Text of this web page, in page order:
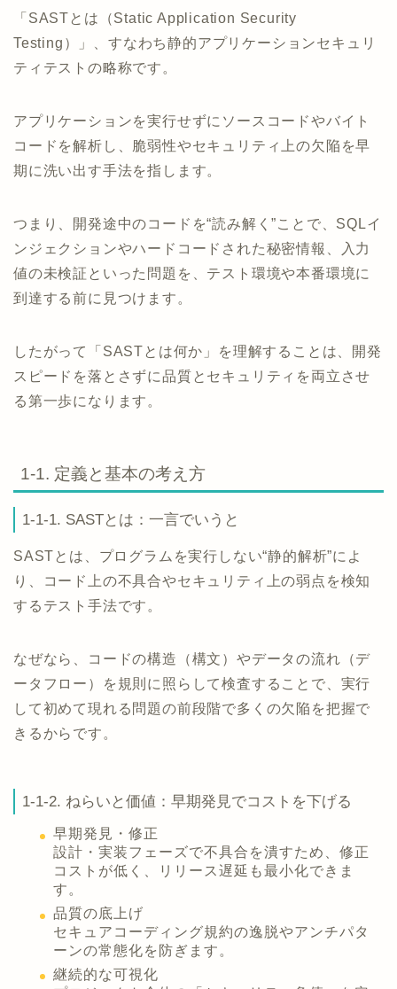
「SASTとは（Static Application Security
Testing）」、すなわち静的アプリケーションセキュリ
ティテストの略称です。
アプリケーションを実行せずにソースコードやバイト
コードを解析し、脆弱性やセキュリティ上の欠陥を早
期に洗い出す手法を指します。
つまり、開発途中のコードを“読み解く”ことで、SQLイ
ンジェクションやハードコードされた秘密情報、入力
値の未検証といった問題を、テスト環境や本番環境に
到達する前に見つけます。
したがって「SASTとは何か」を理解することは、開発
スピードを落とさずに品質とセキュリティを両立させ
る第一歩になります。
1-1. 定義と基本の考え方
1-1-1. SASTとは：一言でいうと
SASTとは、プログラムを実行しない“静的解析”によ
り、コード上の不具合やセキュリティ上の弱点を検知
するテスト手法です。
なぜなら、コードの構造（構文）やデータの流れ（デ
ータフロー）を規則に照らして検査することで、実行
して初めて現れる問題の前段階で多くの欠陥を把握で
きるからです。
1-1-2. ねらいと価値：早期発見でコストを下げる
早期発見・修正
設計・実装フェーズで不具合を潰すため、修正
コストが低く、リリース遅延も最小化できま
す。
品質の底上げ
セキュアコーディング規約の逸脱やアンチパタ
ーンの常態化を防ぎます。
継続的な可視化